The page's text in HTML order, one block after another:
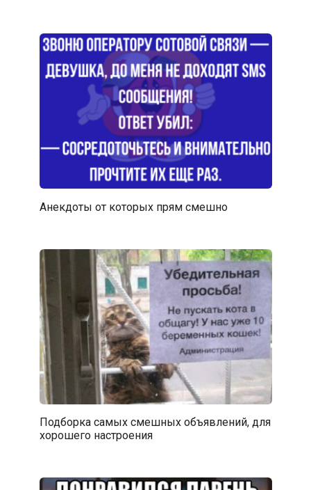
Анекдоты от которых прям смешно
Подборка самых смешных объявлений, для
хорошего настроения